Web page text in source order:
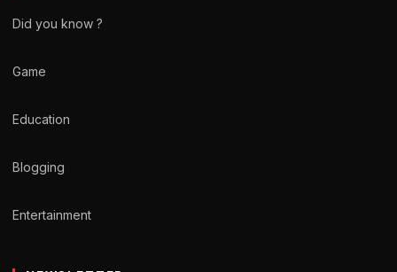
Did you know ?
Game
Education
Blogging
Entertainment